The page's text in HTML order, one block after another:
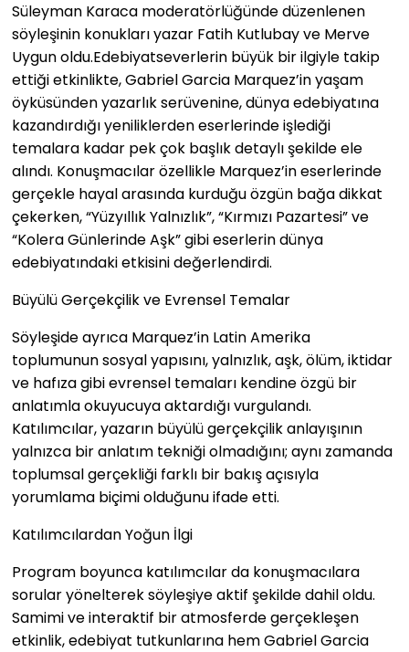
Süleyman Karaca moderatörlüğünde düzenlenen
söyleşinin konukları yazar Fatih Kutlubay ve Merve
Uygun oldu.Edebiyatseverlerin büyük bir ilgiyle takip
ettiği etkinlikte, Gabriel Garcia Marquez’in yaşam
öyküsünden yazarlık serüvenine, dünya edebiyatına
kazandırdığı yeniliklerden eserlerinde işlediği
temalara kadar pek çok başlık detaylı şekilde ele
alındı. Konuşmacılar özellikle Marquez’in eserlerinde
gerçekle hayal arasında kurduğu özgün bağa dikkat
çekerken, “Yüzyıllık Yalnızlık”, “Kırmızı Pazartesi” ve
“Kolera Günlerinde Aşk” gibi eserlerin dünya
edebiyatındaki etkisini değerlendirdi.
Büyülü Gerçekçilik ve Evrensel Temalar
Söyleşide ayrıca Marquez’in Latin Amerika
toplumunun sosyal yapısını, yalnızlık, aşk, ölüm, iktidar
ve hafıza gibi evrensel temaları kendine özgü bir
anlatımla okuyucuya aktardığı vurgulandı.
Katılımcılar, yazarın büyülü gerçekçilik anlayışının
yalnızca bir anlatım tekniği olmadığını; aynı zamanda
toplumsal gerçekliği farklı bir bakış açısıyla
yorumlama biçimi olduğunu ifade etti.
Katılımcılardan Yoğun İlgi
Program boyunca katılımcılar da konuşmacılara
sorular yönelterek söyleşiye aktif şekilde dahil oldu.
Samimi ve interaktif bir atmosferde gerçekleşen
etkinlik, edebiyat tutkunlarına hem Gabriel Garcia